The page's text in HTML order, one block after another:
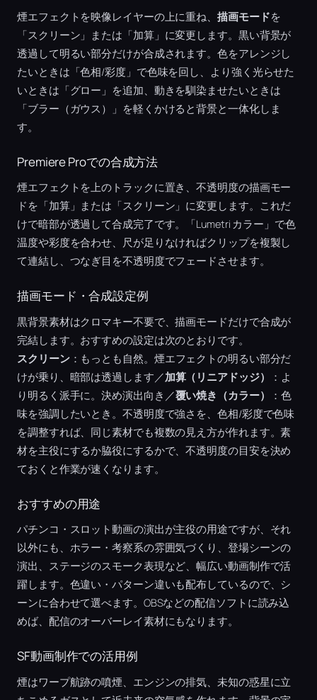
煙エフェクトを映像レイヤーの上に重ね、描画モードを
「スクリーン」または「加算」に変更します。黒い背景が
透過して明るい部分だけが合成されます。色をアレンジし
たいときは「色相/彩度」で色味を回し、より強く光らせた
いときは「グロー」を追加、動きを馴染ませたいときは
「ブラー（ガウス）」を軽くかけると背景と一体化しま
す。
Premiere Proでの合成方法
煙エフェクトを上のトラックに置き、不透明度の描画モー
ドを「加算」または「スクリーン」に変更します。これだ
けで暗部が透過して合成完了です。「Lumetri カラー」で色
温度や彩度を合わせ、尺が足りなければクリップを複製し
て連結し、つなぎ目を不透明度でフェードさせます。
描画モード・合成設定例
黒背景素材はクロマキー不要で、描画モードだけで合成が
完結します。おすすめの設定は次のとおりです。
スクリーン：もっとも自然。煙エフェクトの明るい部分だ
けが乗り、暗部は透過します／加算（リニアドッジ）
：よ
り明るく派手に。決め演出向き／覆い焼き（カラー）
：色
味を強調したいとき。不透明度で強さを、色相/彩度で色味
を調整すれば、同じ素材でも複数の見え方が作れます。素
材を主役にするか脇役にするかで、不透明度の目安を決め
ておくと作業が速くなります。
おすすめの用途
パチンコ・スロット動画の演出が主役の用途ですが、それ
以外にも、ホラー・考察系の雰囲気づくり、登場シーンの
演出、ステージのスモーク表現など、幅広い動画制作で活
躍します。色違い・パターン違いも配布しているので、シ
ーンに合わせて選べます。OBSなどの配信ソフトに読み込
めば、配信のオーバーレイ素材にもなります。
SF動画制作での活用例
煙はワープ航跡の噴煙、エンジンの排気、未知の惑星に立